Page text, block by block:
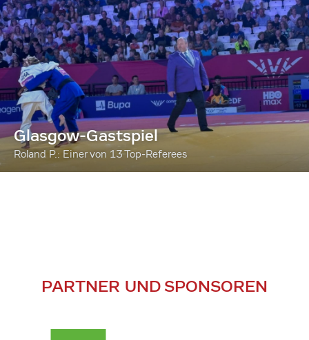
Glasgow-Gastspiel
Roland P.: Einer von 13 Top-Referees
PARTNER UND SPONSOREN